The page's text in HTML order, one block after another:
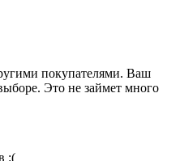
покупателями. Ваш
Это не займет много
:(